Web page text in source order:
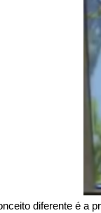
diferente é a